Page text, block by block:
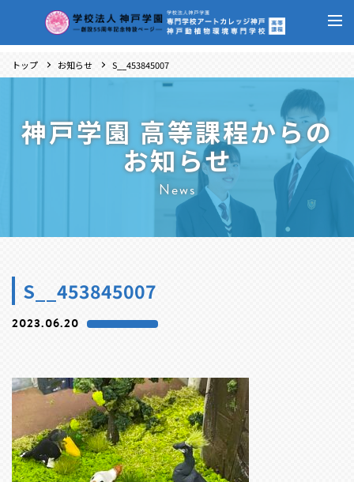
トップ お知らせ S__453845007
神戸学園 高等課程からの
お知らせ
News
S__453845007
2023.06.20